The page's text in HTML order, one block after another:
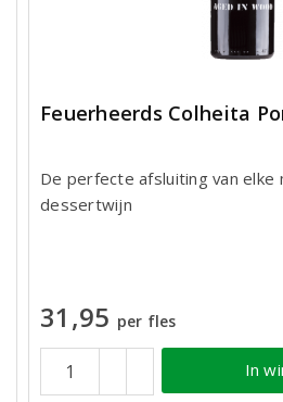
Feuerheerds Colheita
De perfecte afsluiting van elke
dessertwijn
31,95 per fles
In